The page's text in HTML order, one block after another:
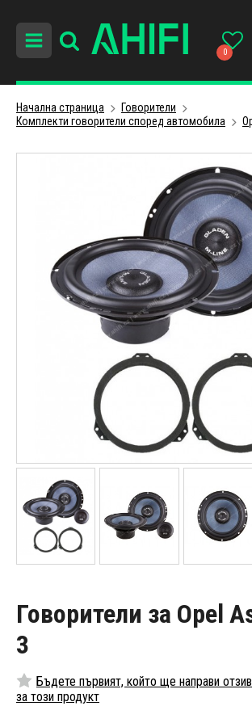
0
Начална страница
Говорители
Комплекти говорители според автомобила
Говорители за Opel
3
Бъдете първият, който ще направи отзив
за този продукт